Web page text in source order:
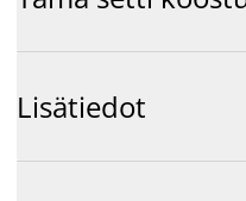
Lisätiedot